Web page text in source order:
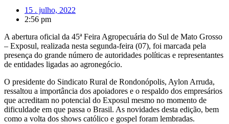
15 . julho, 2022
2:56 pm
A abertura oficial da 45ª Feira Agropecuária do Sul de Mato Grosso
– Exposul, realizada nesta segunda-feira (07), foi marcada pela
presença do grande número de autoridades políticas e representantes
de entidades ligadas ao agronegócio.
O presidente do Sindicato Rural de Rondonópolis, Aylon Arruda,
ressaltou a importância dos apoiadores e o respaldo dos empresários
que acreditam no potencial do Exposul mesmo no momento de
dificuldade em que passa o Brasil. As novidades desta edição, bem
como a volta dos shows católico e gospel foram lembradas.